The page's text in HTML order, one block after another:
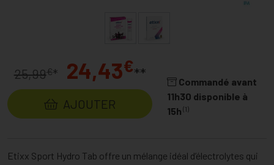
25,99€* 24,43€**
AJOUTER
Commandé avant
11h30 disponible à
15h (1)
Etixx Sport Hydro Tab offre un mélange idéal d’électrolytes qui